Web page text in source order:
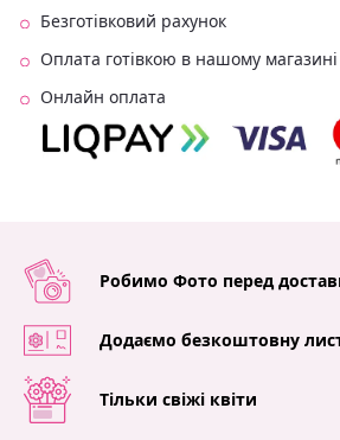
Безготівковий рахунок
Оплата готівкою в нашому магазині
Онлайн оплата
Робимо Фото перед
Додаємо безкоштовну
Тільки свіжі квіти